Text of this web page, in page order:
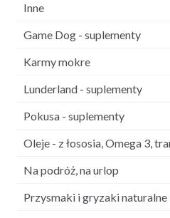
Inne
Game Dog - suplementy
Karmy mokre
Lunderland - suplementy
Pokusa - suplementy
Oleje - z łososia, Omega 3,
Na podróż, na urlop
Przysmaki i gryzaki naturalne